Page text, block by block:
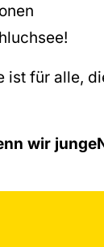
für alle,
wir